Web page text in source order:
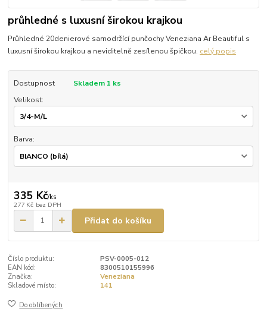
průhledné s luxusní širokou krajkou
Průhledné 20denierové samodržící punčochy Veneziana Ar Beautiful s
luxusní širokou krajkou a neviditelně zesílenou špičkou. celý popis
Dostupnost
Skladem 1 ks
Velikost:
Barva:
335 Kč/ks
277 Kč bez DPH
Přidat do košíku
Číslo produktu:
PSV-0005-012
EAN kód:
8300510155996
Značka:
Veneziana
Skladové místo:
141
Do oblíbených